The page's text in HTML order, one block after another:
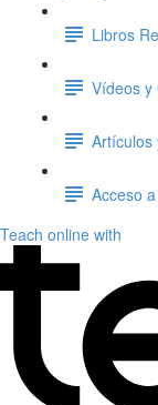
Libros
Vídeos y
Artículos
Acceso
Teach online with